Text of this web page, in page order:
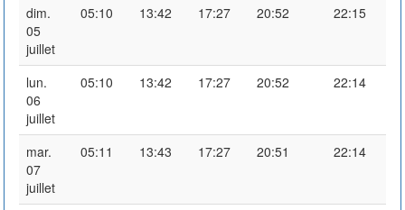
dim.
05
juillet
05:10 13:42 17:27 20:52 22:15
lun.
06
juillet
05:10 13:42 17:27 20:52 22:14
mar.
07
juillet
05:11 13:43 17:27 20:51 22:14